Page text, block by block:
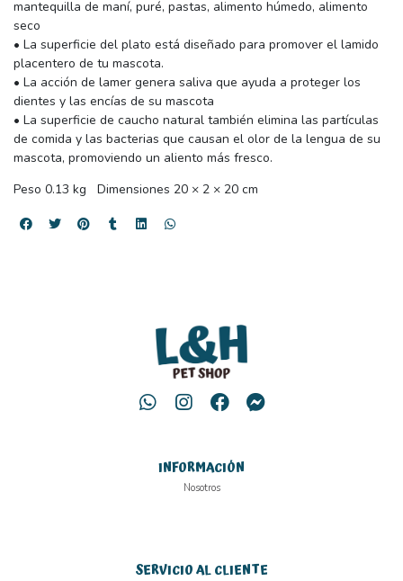
mantequilla de maní, puré, pastas, alimento húmedo, alimento
seco
• La superficie del plato está diseñado para promover el lamido
placentero de tu mascota.
• La acción de lamer genera saliva que ayuda a proteger los
dientes y las encías de su mascota
• La superficie de caucho natural también elimina las partículas
de comida y las bacterias que causan el olor de la lengua de su
mascota, promoviendo un aliento más fresco.
Peso 0.13 kg Dimensiones 20 × 2 × 20 cm
INFORMACIÓN
Nosotros
SERVICIO AL CLIENTE